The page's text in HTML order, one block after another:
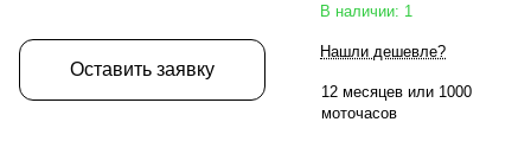
Оставить заявку
В наличии: 1
Нашли дешевле?
12 месяцев или 1000
моточасов